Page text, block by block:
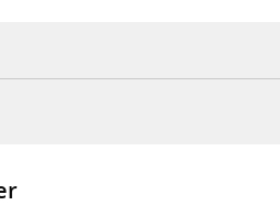
webbplats,
e-postklient,